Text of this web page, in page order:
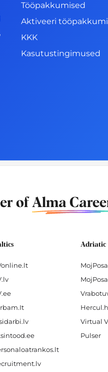
Tööpakkumised
Aktiveeri
KKK
Kasutustingimused
of Alma
Adriatic
Virtual
Pulser